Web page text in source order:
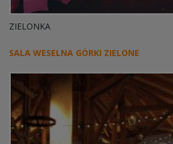
ZIELONKA
SALA WESELNA GÓRKI ZIELONE